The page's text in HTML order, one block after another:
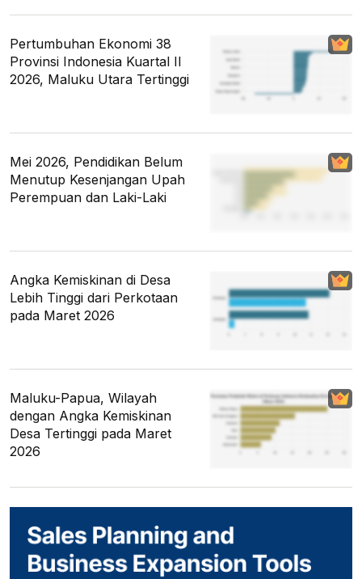
Pertumbuhan Ekonomi 38
Provinsi Indonesia Kuartal II
2026, Maluku Utara Tertinggi
Mei 2026, Pendidikan Belum
Menutup Kesenjangan Upah
Perempuan dan Laki-Laki
Angka Kemiskinan di Desa
Lebih Tinggi dari Perkotaan
pada Maret 2026
Maluku-Papua, Wilayah
dengan Angka Kemiskinan
Desa Tertinggi pada Maret
2026